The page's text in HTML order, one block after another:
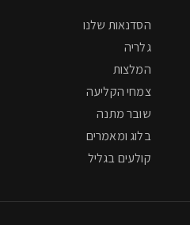
הסדנאות שלנו
גלריה
המלצות
צמחי הקליעה
שובר מתנה
בלוג ומאמרים
קולעים בגליל